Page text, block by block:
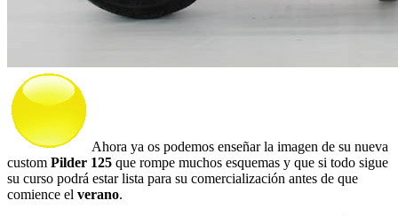
Ahora ya os podemos enseñar la imagen de su nueva
custom Pilder 125 que rompe muchos esquemas y que si todo sigue
su curso podrá estar lista para su comercialización antes de que
comience el verano.